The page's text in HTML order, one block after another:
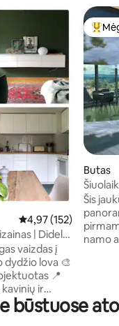
144
Vidutinis įvertinimas:
4,97 (152)
| Didelė
vaizdas į
dydžio lova 🎨
📍
ir
(arba
Butas
į Thun
Šis
namo
būstuose